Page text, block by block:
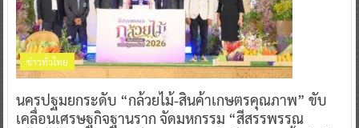
ข่าวทั่วไทย
นครปฐมยกระดับ “กล้วยไม้-สินค้าเกษตรคุณภาพ” ขับ
เคลื่อนเศรษฐกิจฐานราก จัดมหกรรม “สีสรรพรรณ